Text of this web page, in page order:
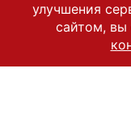
улучшения
сайтом, вы